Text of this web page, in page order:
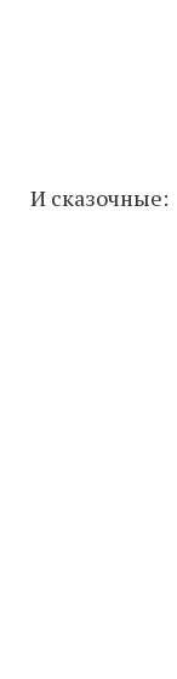
И сказочные: